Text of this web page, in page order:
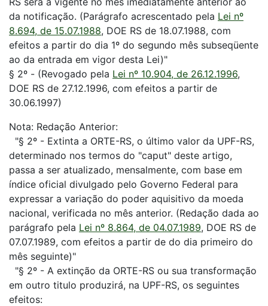
da notificação. (Parágrafo acrescentado pela Lei nº
8.694, de 15.07.1988, DOE RS de 18.07.1988, com
efeitos a partir do dia 1º do segundo mês subseqüente
ao da entrada em vigor desta Lei)"
§ 2º - (Revogado pela Lei nº 10.904, de 26.12.1996,
DOE RS de 27.12.1996, com efeitos a partir de
30.06.1997)
Nota: Redação Anterior:
"§ 2º - Extinta a ORTE-RS, o último valor da UPF-RS,
determinado nos termos do "caput" deste artigo,
passa a ser atualizado, mensalmente, com base em
índice oficial divulgado pelo Governo Federal para
expressar a variação do poder aquisitivo da moeda
nacional, verificada no mês anterior. (Redação dada ao
parágrafo pela Lei nº 8.864, de 04.07.1989, DOE RS de
07.07.1989, com efeitos a partir de do dia primeiro do
mês seguinte)"
"§ 2º - A extinção da ORTE-RS ou sua transformação
em outro titulo produzirá, na UPF-RS, os seguintes
efeitos: